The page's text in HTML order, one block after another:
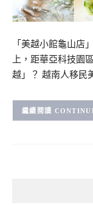
「美越小館龜山店
上，距華亞科技園
越」？ 越南人移民